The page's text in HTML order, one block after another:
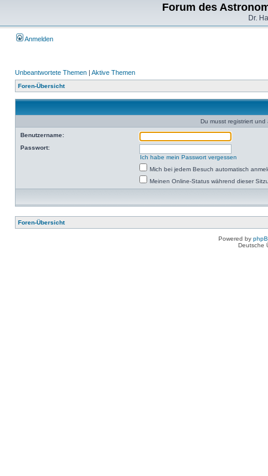
Forum des
Dr.
Anmelden
Unbeantwortete Themen | Aktive Themen
Foren-Übersicht
Du musst registriert
Benutzername:
Passwort:
Ich habe mein Passwort vergessen
Mich bei jedem Besuch automatisch
Meinen Online-Status während dieser
Foren-Übersicht
Powered by
Deutsche